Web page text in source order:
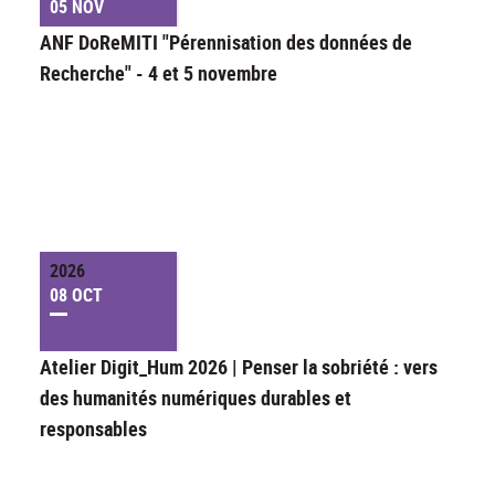
05 NOV
ANF DoReMITI "Pérennisation des données de
Recherche" - 4 et 5 novembre
2026
08 OCT
Atelier Digit_Hum 2026 | Penser la sobriété : vers
des humanités numériques durables et
responsables